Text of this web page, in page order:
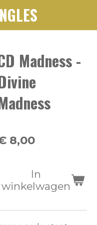
Madness -
8,00
In
winkelwagen